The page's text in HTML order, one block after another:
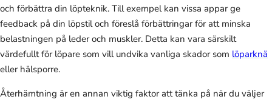
och förbättra din löpteknik. Till exempel kan vissa appar ge
feedback på din löpstil och föreslå förbättringar för att minska
belastningen på leder och muskler. Detta kan vara särskilt
värdefullt för löpare som vill undvika vanliga skador som löparknä
eller hälsporre.
Återhämtning är en annan viktig faktor att tänka på när du väljer